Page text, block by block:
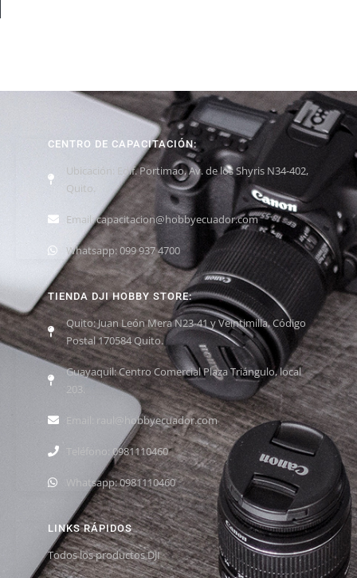
LINKS RÁPIDOS
Todos los productos DJI
TIENDA DJI HOBBY STORE:
Quito: Juan León Mera N23-41 y Veintimilla, Código
Postal 170584 Quito.
Guayaquil: Centro Comercial Plaza Triángulo, local
203.
Email: raul@hobbyecuador.com
Teléfono: 0981110460
Whatsapp: 0981110460
CENTRO DE CAPACITACIÓN:
Ubicación: Edif. Portimao, Av. de los Shyris N34-402,
Quito.
Email: capacitacion@hobbyecuador.com
Whatsapp: 099 937 4700